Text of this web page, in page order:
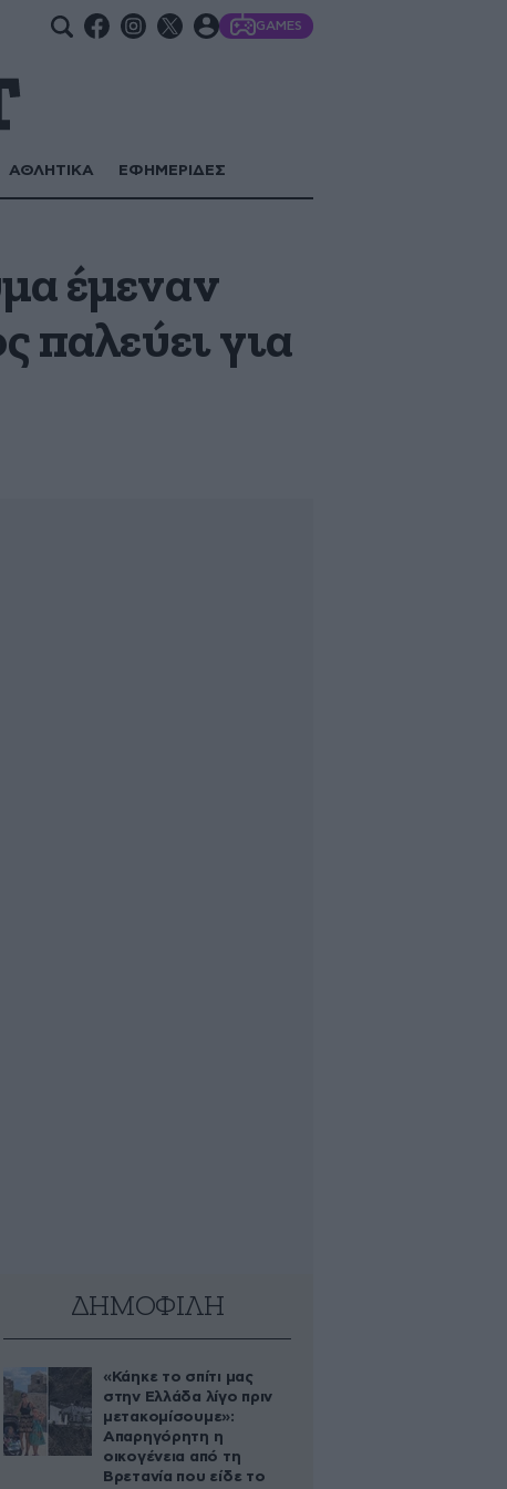
GAMES
ΑΘΛΗΤΙΚΑ ΕΦΗΜΕΡΙΔΕΣ
έμεναν
παλεύει για
ΔΗΜΟΦΙΛΗ
«Κάηκε το σπίτι μας
στην Ελλάδα λίγο πριν
μετακομίσουμε»:
Απαρηγόρητη η
οικογένεια από τη
Βρετανία που είδε το